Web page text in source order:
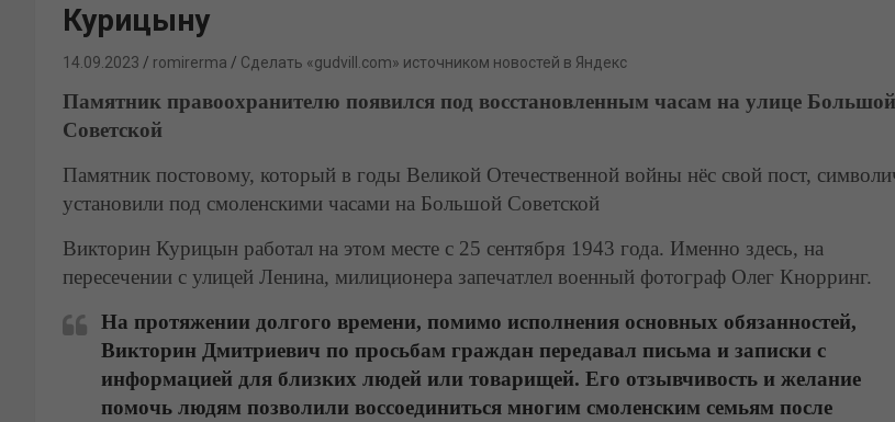
Курицыну
14.09.2023 romirerma Сделать «gudvill.com» источником новостей в Яндекс
Памятник правоохранителю появился под восстановленным часам на улице Большой
Советской
Памятник постовому, который в годы Великой Отечественной войны нёс свой пост,
установили под смоленскими часами на Большой Советской
Викторин Курицын работал на этом месте с 25 сентября 1943 года. Именно здесь, на
пересечении с улицей Ленина, милиционера запечатлел военный фотограф Олег Кнорринг.
На протяжении долгого времени, помимо исполнения основных обязанностей,
Викторин Дмитриевич по просьбам граждан передавал письма и записки с
информацией для близких людей или товарищей. Его отзывчивость и желание
помочь людям позволили воссоединиться многим смоленским семьям после